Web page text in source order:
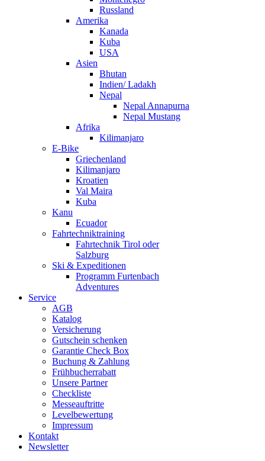
Russland
Amerika
Kanada
Kuba
USA
Asien
Bhutan
Indien/ Ladakh
Nepal
Nepal Annapurna
Nepal Mustang
Afrika
Kilimanjaro
E-Bike
Griechenland
Kilimanjaro
Kroatien
Val Maira
Kuba
Kanu
Ecuador
Fahrtechniktraining
Fahrtechnik Tirol oder
Salzburg
Ski & Expeditionen
Programm Furtenbach
Adventures
Service
AGB
Katalog
Versicherung
Gutschein schenken
Garantie Check Box
Buchung & Zahlung
Frühbucherrabatt
Unsere Partner
Checkliste
Messeauftritte
Levelbewertung
Impressum
Kontakt
Newsletter